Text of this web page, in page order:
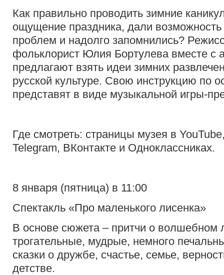
Как правильно проводить зимние
ощущение праздника, дали возможность
проблем и надолго запомнились?
фольклорист Юлия Бортулева вместе с
предлагают взять идеи зимних
русской культуре. Свою инструкцию по
представят в виде музыкальной игры-
Где смотреть: страницы музея в
Telegram, ВКонтакте и Одноклассниках.
8 января (пятница) в 11:00
Спектакль «Про маленького лисенка»
В основе сюжета – притчи о волшебном
трогательные, мудрые, немного
сказки о дружбе, счастье, семье,
детстве.